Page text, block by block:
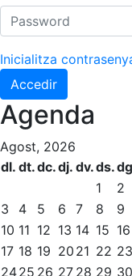
Normativa
Altres esports
Àrea social
Activitats Socials
Sortides culturals
Conferències i
Calendari
Jocs de taula
Penyes del Club
Inicialitza
Accedir
Agenda
Agost, 2026
dl. dt.dc.dj. dv.ds.
1
2
3
4 5 6 7 8
9
10 11 12 13 14 15 16
17 18 19 20 21 22 23
2425 26 27 28 29 30